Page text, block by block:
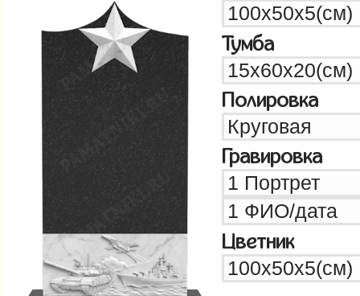
Тумба
Полировка
Гравировка
Цветник